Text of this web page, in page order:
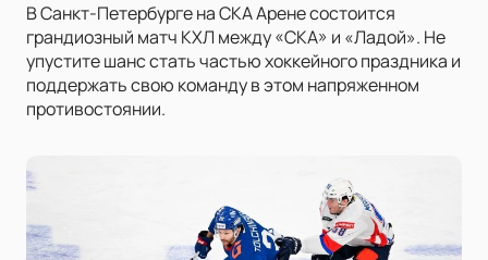
В Санкт-Петербурге на СКА Арене состоится
грандиозный матч КХЛ между «СКА» и «Ладой». Не
упустите шанс стать частью хоккейного праздника и
поддержать свою команду в этом напряженном
противостоянии.